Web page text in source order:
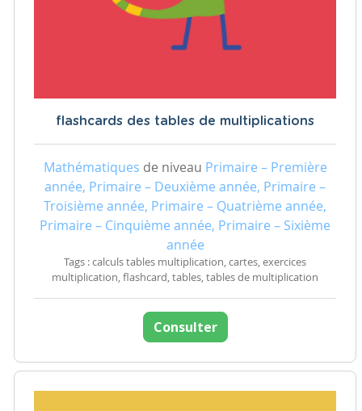
flashcards des tables de multiplications
Mathématiques de niveau Primaire – Première
année, Primaire – Deuxième année, Primaire –
Troisième année, Primaire – Quatrième année,
Primaire – Cinquième année, Primaire – Sixième
année
Tags : calculs tables multiplication, cartes, exercices
multiplication, flashcard, tables, tables de multiplication
Consulter